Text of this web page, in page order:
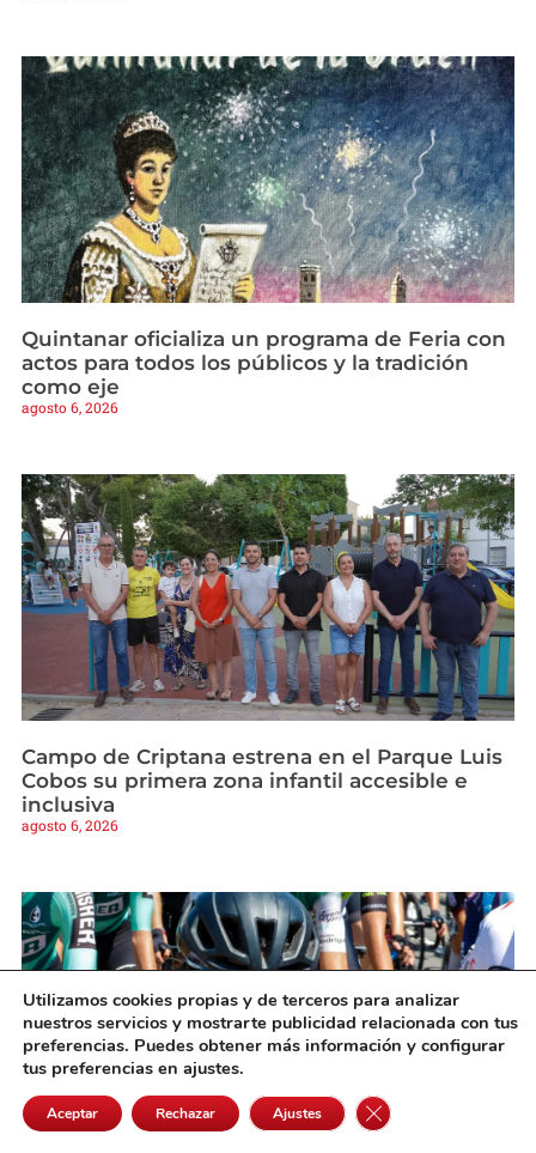
Quintanar oficializa un programa de Feria con
actos para todos los públicos y la tradición
como eje
agosto 6, 2026
Campo de Criptana estrena en el Parque Luis
Cobos su primera zona infantil accesible e
inclusiva
agosto 6, 2026
Utilizamos cookies propias y de terceros para analizar
nuestros servicios y mostrarte publicidad relacionada con tus
preferencias. Puedes obtener más información y configurar
tus preferencias en ajustes.
Aceptar Rechazar Ajustes Cerrar el banner de